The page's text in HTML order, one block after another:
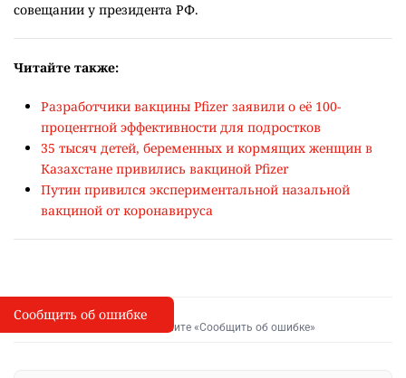
совещании у президента РФ.
Читайте также:
Разработчики вакцины Pfizer заявили о её 100-
процентной эффективности для подростков
35 тысяч детей, беременных и кормящих женщин в
Казахстане привились вакциной Pfizer
Путин привился экспериментальной назальной
вакциной от коронавируса
I
Сообщить об опечатке
Выделите фрагмент и нажмите «Сообщить об ошибке»
Сообщить об ошибке